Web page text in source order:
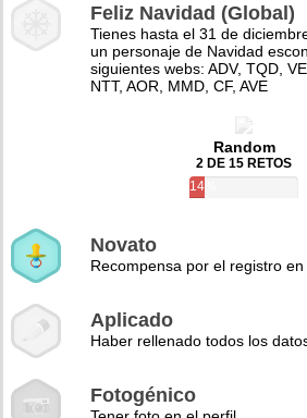
Feliz Navidad (Global)
Tienes hasta el 31 de
un personaje de Navidad
siguientes webs: ADV, TQD,
NTT, AOR, MMD, CF, AVE
Random
2 DE 15 RETOS
14%
Novato
Recompensa por el registro
Aplicado
Haber rellenado todos los
Fotogénico